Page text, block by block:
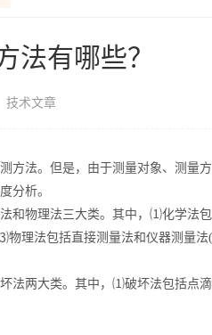
法有哪些？
技术文章
法。但是，由于测量对象、测量
分析。
物理法三大类。其中，⑴化学法
理法包括直接测量法和仪器测量法
两大类。其中，⑴破坏法包括点滴